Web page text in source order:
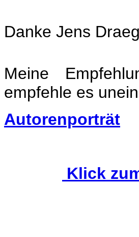
Danke Jens
Meine
empfehle es
Autorenporträt
Klick